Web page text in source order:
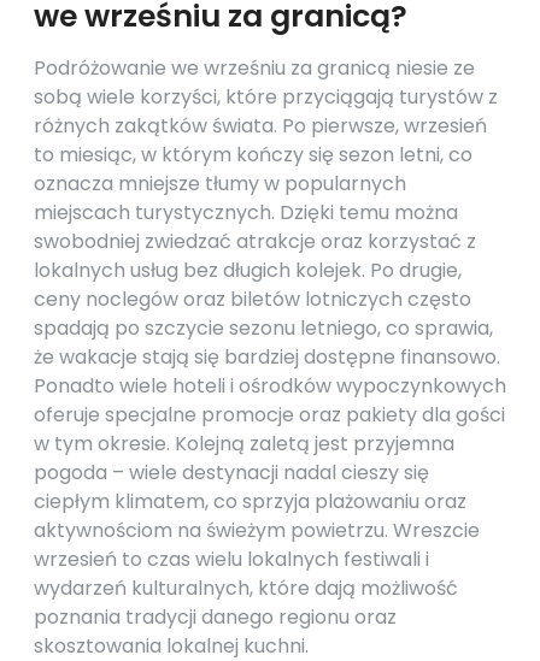
we wrześniu za granicą?
Podróżowanie we wrześniu za granicą niesie ze
sobą wiele korzyści, które przyciągają turystów z
różnych zakątków świata. Po pierwsze, wrzesień
to miesiąc, w którym kończy się sezon letni, co
oznacza mniejsze tłumy w popularnych
miejscach turystycznych. Dzięki temu można
swobodniej zwiedzać atrakcje oraz korzystać z
lokalnych usług bez długich kolejek. Po drugie,
ceny noclegów oraz biletów lotniczych często
spadają po szczycie sezonu letniego, co sprawia,
że wakacje stają się bardziej dostępne finansowo.
Ponadto wiele hoteli i ośrodków wypoczynkowych
oferuje specjalne promocje oraz pakiety dla gości
w tym okresie. Kolejną zaletą jest przyjemna
pogoda – wiele destynacji nadal cieszy się
ciepłym klimatem, co sprzyja plażowaniu oraz
aktywnościom na świeżym powietrzu. Wreszcie
wrzesień to czas wielu lokalnych festiwali i
wydarzeń kulturalnych, które dają możliwość
poznania tradycji danego regionu oraz
skosztowania lokalnej kuchni.